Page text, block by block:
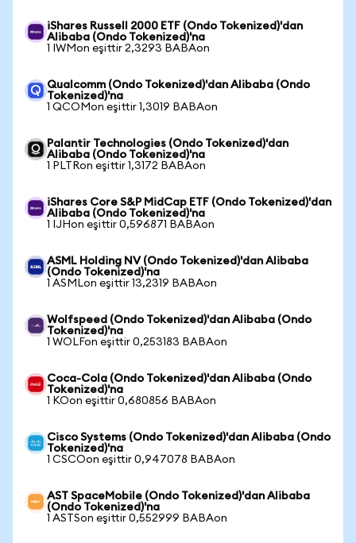
iShares Russell 2000 ETF (Ondo Tokenized)'dan
Alibaba (Ondo Tokenized)'na
1 IWMon eşittir 2,3293 BABAon
Qualcomm (Ondo Tokenized)'dan Alibaba (Ondo
Tokenized)'na
1 QCOMon eşittir 1,3019 BABAon
Palantir Technologies (Ondo Tokenized)'dan
Alibaba (Ondo Tokenized)'na
1 PLTRon eşittir 1,3172 BABAon
iShares Core S&P MidCap ETF (Ondo Tokenized)'dan
Alibaba (Ondo Tokenized)'na
1 IJHon eşittir 0,596871 BABAon
ASML Holding NV (Ondo Tokenized)'dan Alibaba
(Ondo Tokenized)'na
1 ASMLon eşittir 13,2319 BABAon
Wolfspeed (Ondo Tokenized)'dan Alibaba (Ondo
Tokenized)'na
1 WOLFon eşittir 0,253183 BABAon
Coca-Cola (Ondo Tokenized)'dan Alibaba (Ondo
Tokenized)'na
1 KOon eşittir 0,680856 BABAon
Cisco Systems (Ondo Tokenized)'dan Alibaba (Ondo
Tokenized)'na
1 CSCOon eşittir 0,947078 BABAon
AST SpaceMobile (Ondo Tokenized)'dan Alibaba
(Ondo Tokenized)'na
1 ASTSon eşittir 0,552999 BABAon